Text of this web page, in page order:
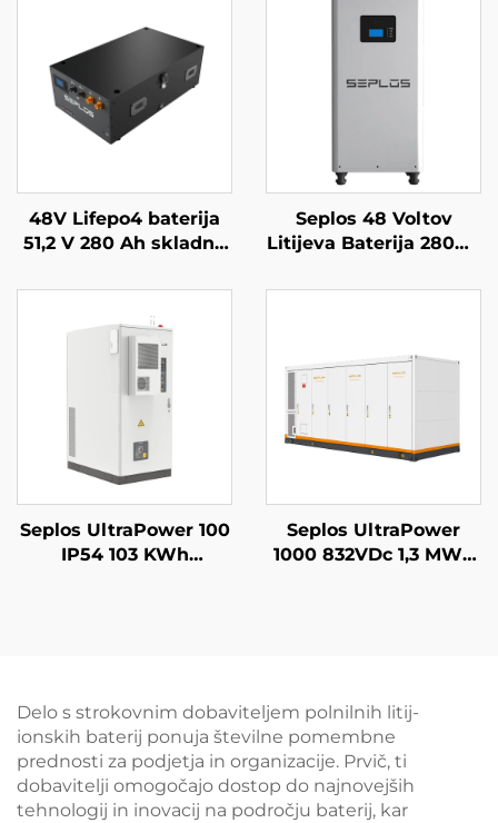
48V Lifepo4 baterija
51,2 V 280 Ah skladna
rezervni sistem 14kWh
sončna baterija Seplos
Seplos 48 Voltov
Litijeva Baterija 280Ah
Shranjevanje
Lifepo4 Baterija
Seplos UltraPower 100
IP54 103 KWh
BESS
Seplos UltraPower
1000 832VDc 1,3 MWh
mikromreže, BESS
Delo s strokovnim dobaviteljem polnilnih litij-
ionskih baterij ponuja številne pomembne
prednosti za podjetja in organizacije. Prvič, ti
dobavitelji omogočajo dostop do najnovejših
tehnologij in inovacij na področju baterij, kar